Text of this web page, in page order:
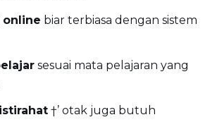
online biar terbiasa dengan sistem
sesuai mata pelajaran yang
†’ otak juga butuh